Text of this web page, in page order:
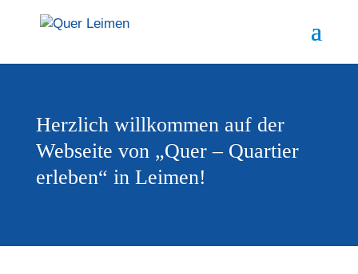
Herzlich willkommen auf der
Webseite von „Quer – Quartier
erleben“ in Leimen!